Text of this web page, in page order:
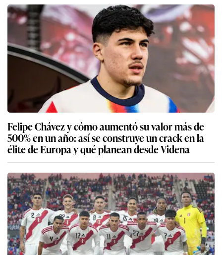
Felipe Chávez y cómo aumentó su valor más de
500% en un año: así se construye un crack en la
élite de Europa y qué planean desde Videna